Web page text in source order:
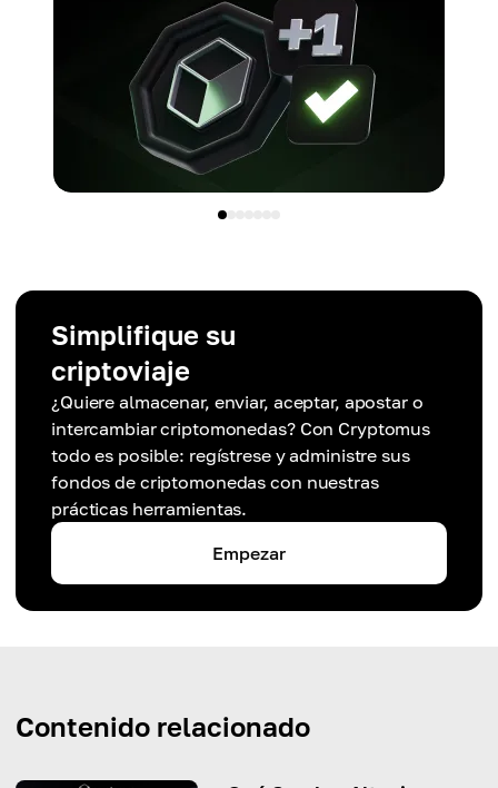
Simplifique su
criptoviaje
¿Quiere almacenar, enviar, aceptar, apostar o
intercambiar criptomonedas? Con Cryptomus
todo es posible: regístrese y administre sus
fondos de criptomonedas con nuestras
prácticas herramientas.
Empezar
Contenido relacionado